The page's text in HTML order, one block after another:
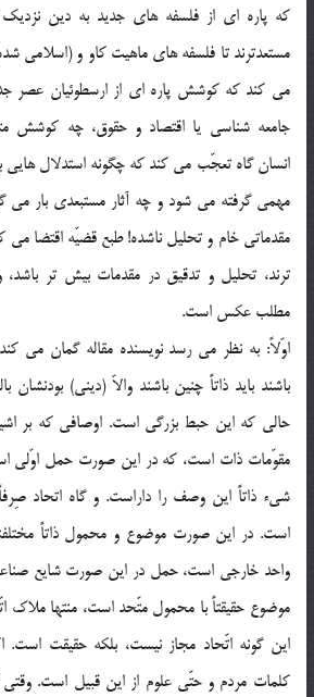
كه پاره اي از فلسفه هاي جديد به دين
مستعدترند تا فلسفه هاي ماهيت كاو و (اسلامي
مي كند كه كوشش پاره اي از ارسطوئيان عصر
انسان گاه تعجّب مي كند كه چگونه استدلال هايي
مهمي گرفته مي شود و چه آثار مستبعدي بار مي
مقدماتي خام و تحليل ناشده! طبع قضيّه اقتضا مي
ترند، تحليل و تدقيق در مقدمات بيش تر باشد،
مطلب عكس است.
اوّلاً: به نظر مي رسد نويسنده مقاله گمان مي
باشند بايد ذاتاً چنين باشند والاّ (ديني) بودنشان
حالي كه اين حبط بزرگي است. اوصافي كه بر
مقوّمات ذات است، كه در اين صورت حمل اوّلي
شيء ذاتاً اين وصف را داراست. و گاه اتحاد
است. در اين صورت موضوع و محمول ذاتاً
واحد خارجي است، حمل در اين صورت شايع
موضوع حقيقتاً با محمول متّحد است، منتها ملاك
اين گونه اتّحاد مجاز نيست، بلكه حقيقت است.
كلمات مردم و حتّي علوم از اين قبيل است.